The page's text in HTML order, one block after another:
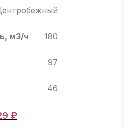
м3/ч 180
97
46
₽Текущая